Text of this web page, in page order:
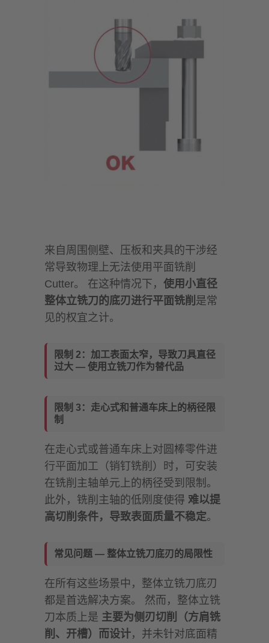
来自周围侧壁、压板和夹具的干涉经
常导致物理上无法使用平面铣削
Cutter。 在这种情况下， 使用小直径
整体立铣刀的底刃进行平面铣削 是常
见的权宜之计。
限制 2：加工表面太窄，导致刀具直径
过大 — 使用立铣刀作为替代品
限制 3：走心式和普通车床上的柄径限
制
在走心式或普通车床上对圆棒零件进
行平面加工（销钉铣削）时，可安装
在铣削主轴单元上的柄径受到限制。
此外，铣削主轴的低刚度使得 难以提
高切削条件，导致表面质量不稳定。
常见问题 — 整体立铣刀底刃的局限性
在所有这些场景中，整体立铣刀底刃
都是首选解决方案。 然而，整体立铣
刀本质上是 主要为侧刃切削（方肩铣
削、开槽）而设计，并未针对底面精